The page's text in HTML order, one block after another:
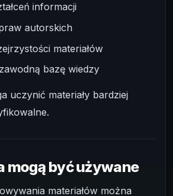
informacji
autorskich
materiałów
bazę wiedzy
uczynić materiały bardziej
mogą być używane
materiałów można